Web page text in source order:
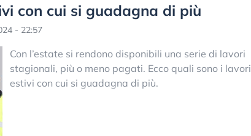
con cui si guadagna di più
- 22:57
Con l’estate si rendono disponibili una serie di lavori
stagionali, più o meno pagati. Ecco quali sono i lavori
estivi con cui si guadagna di più.